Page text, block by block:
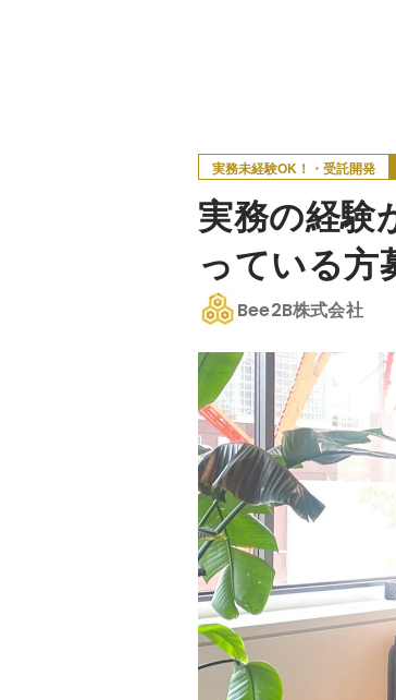
実務未経験OK！・受託開発
実務の経験
っている方
Bee2B株式会社